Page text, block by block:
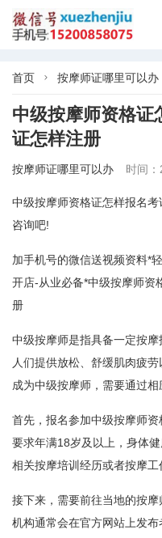
首页  按摩师证哪里可以办
中级按摩师资格证
证怎样注册
按摩师证哪里可以办 时间
中级按摩师资格证怎样报名
咨询吧!
加手机号的微信送视频资料*
开店-从业必备*中级按摩师资
册
中级按摩师是指具备一定按
人们提供放松、舒缓肌肉疲
成为中级按摩师，需要通过相
首先，报名参加中级按摩师
要求年满18岁及以上，身体
相关按摩培训经历或者按摩工
接下来，需要前往当地的按
机构通常会在官方网站上发